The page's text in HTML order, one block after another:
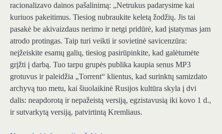
racionalizavo dainos pašalinimą: „Netrukus padarysime kai
kuriuos pakeitimus. Tiesiog nubraukite keletą žodžių. Jis tai
pasakė be akivaizdaus nerimo ir netgi pridūrė, kad įstatymas jam
atrodo protingas. Taip turi veikti ir sovietinė savicenzūra:
neįžeiskite esamų galių, tiesiog pasirūpinkite, kad galėtumėte
grįžti į darbą. Tuo tarpu grupės publika kaupia senus MP3
grotuvus ir paleidžia „Torrent“ klientus, kad surinktų samizdato
archyvą tuo metu, kai šiuolaikinė Rusijos kultūra skyla į dvi
dalis: neapdorotą ir nepažeistą versiją, egzistavusią iki kovo 1 d.,
ir sutvarkytą versiją, patvirtintą Kremliaus.